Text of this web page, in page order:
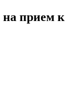
на прием к